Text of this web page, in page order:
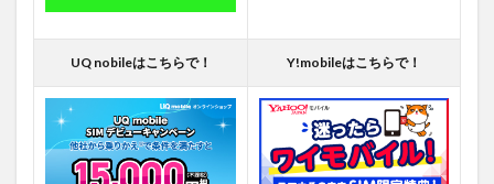
UQ nobileはこちらで！ Y!mobileはこちらで！